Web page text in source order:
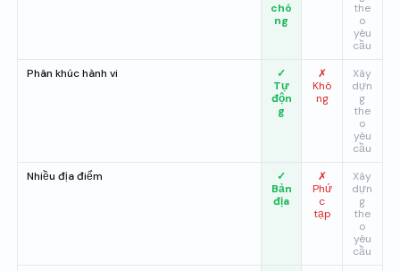
chó
ng
the
o
yêu
cầu
Phân khúc hành vi
✓
Tự
độn
g
✗
Khô
ng
Xây
dựn
g
the
o
yêu
cầu
Nhiều địa điểm
✓
Bản
địa
✗
Phứ
c
tạp
Xây
dựn
g
the
o
yêu
cầu